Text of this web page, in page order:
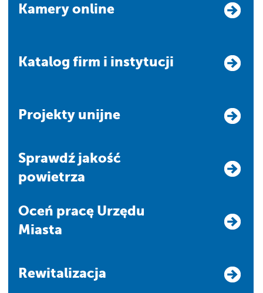
Kamery online
Katalog firm i instytucji
Projekty unijne
Sprawdź jakość
powietrza
Oceń pracę Urzędu
Miasta
Rewitalizacja